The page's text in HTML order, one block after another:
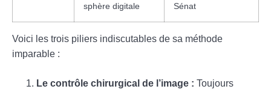
sphère digitale
Sénat
Voici les trois piliers indiscutables de sa méthode
imparable :
Le contrôle chirurgical de l’image : Toujours